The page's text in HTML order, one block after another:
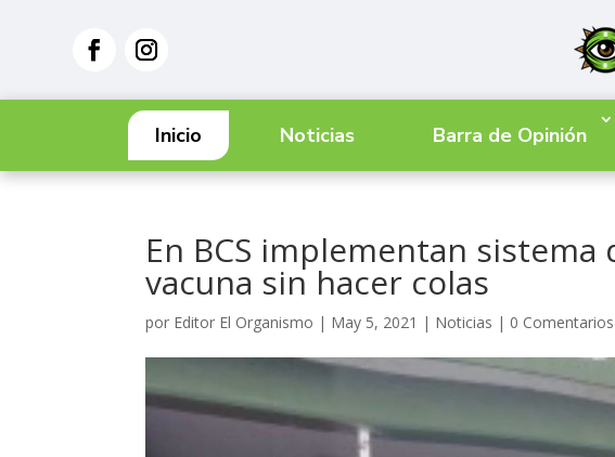
Inicio Noticias Barra de Opinión
En BCS implementan
vacuna sin hacer colas
por Editor El Organismo | May 5, 2021 | Noticias | 0 Comentarios